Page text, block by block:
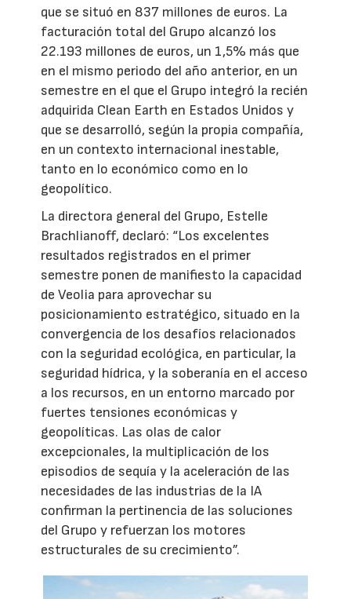
que se situó en 837 millones de euros. La
facturación total del Grupo alcanzó los
22.193 millones de euros, un 1,5% más que
en el mismo periodo del año anterior, en un
semestre en el que el Grupo integró la recién
adquirida Clean Earth en Estados Unidos y
que se desarrolló, según la propia compañía,
en un contexto internacional inestable,
tanto en lo económico como en lo
geopolítico.
La directora general del Grupo, Estelle
Brachlianoff, declaró: “Los excelentes
resultados registrados en el primer
semestre ponen de manifiesto la capacidad
de Veolia para aprovechar su
posicionamiento estratégico, situado en la
convergencia de los desafíos relacionados
con la seguridad ecológica, en particular, la
seguridad hídrica, y la soberanía en el acceso
a los recursos, en un entorno marcado por
fuertes tensiones económicas y
geopolíticas. Las olas de calor
excepcionales, la multiplicación de los
episodios de sequía y la aceleración de las
necesidades de las industrias de la IA
confirman la pertinencia de las soluciones
del Grupo y refuerzan los motores
estructurales de su crecimiento”.